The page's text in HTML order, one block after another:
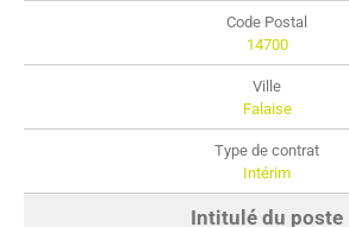
14700
Falaise
Intérim